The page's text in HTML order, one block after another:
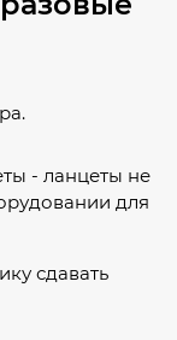
- ланцеты не
для
сдавать
принести с